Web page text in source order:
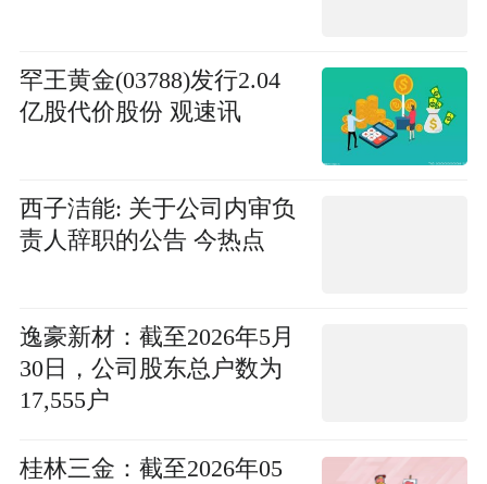
罕王黄金(03788)发行2.04
亿股代价股份 观速讯
西子洁能: 关于公司内审负
责人辞职的公告 今热点
逸豪新材：截至2026年5月
30日，公司股东总户数为
17,555户
桂林三金：截至2026年05